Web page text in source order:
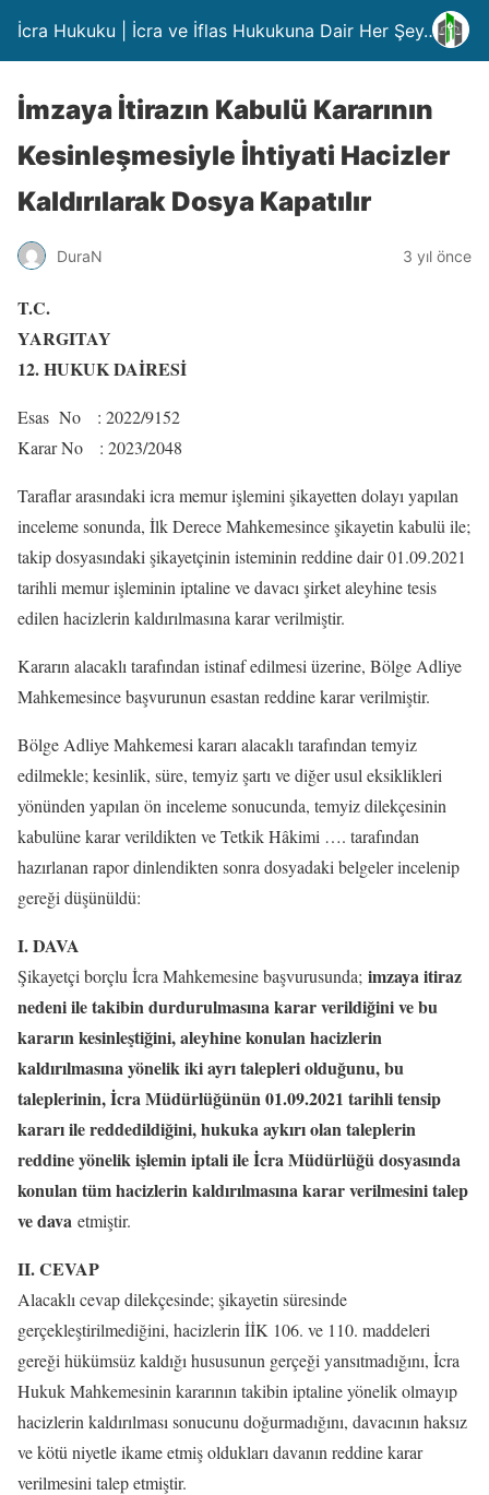
İcra Hukuku | İcra ve İflas Hukukuna Dair Her Şey….
İmzaya İtirazın Kabulü Kararının
Kesinleşmesiyle İhtiyati Hacizler
Kaldırılarak Dosya Kapatılır
DuraN 3 yıl önce
T.C.
YARGITAY
12. HUKUK DAİRESİ
Esas No : 2022/9152
Karar No : 2023/2048
Taraflar arasındaki icra memur işlemini şikayetten dolayı yapılan
inceleme sonunda, İlk Derece Mahkemesince şikayetin kabulü ile;
takip dosyasındaki şikayetçinin isteminin reddine dair 01.09.2021
tarihli memur işleminin iptaline ve davacı şirket aleyhine tesis
edilen hacizlerin kaldırılmasına karar verilmiştir.
Kararın alacaklı tarafından istinaf edilmesi üzerine, Bölge Adliye
Mahkemesince başvurunun esastan reddine karar verilmiştir.
Bölge Adliye Mahkemesi kararı alacaklı tarafından temyiz
edilmekle; kesinlik, süre, temyiz şartı ve diğer usul eksiklikleri
yönünden yapılan ön inceleme sonucunda, temyiz dilekçesinin
kabulüne karar verildikten ve Tetkik Hâkimi …. tarafından
hazırlanan rapor dinlendikten sonra dosyadaki belgeler incelenip
gereği düşünüldü:
I. DAVA
Şikayetçi borçlu İcra Mahkemesine başvurusunda; imzaya itiraz
nedeni ile takibin durdurulmasına karar verildiğini ve bu
kararın kesinleştiğini, aleyhine konulan hacizlerin
kaldırılmasına yönelik iki ayrı talepleri olduğunu, bu
taleplerinin, İcra Müdürlüğünün 01.09.2021 tarihli tensip
kararı ile reddedildiğini, hukuka aykırı olan taleplerin
reddine yönelik işlemin iptali ile İcra Müdürlüğü dosyasında
konulan tüm hacizlerin kaldırılmasına karar verilmesini talep
ve dava etmiştir.
II. CEVAP
Alacaklı cevap dilekçesinde; şikayetin süresinde
gerçekleştirilmediğini, hacizlerin İİK 106. ve 110. maddeleri
gereği hükümsüz kaldığı hususunun gerçeği yansıtmadığını, İcra
Hukuk Mahkemesinin kararının takibin iptaline yönelik olmayıp
hacizlerin kaldırılması sonucunu doğurmadığını, davacının haksız
ve kötü niyetle ikame etmiş oldukları davanın reddine karar
verilmesini talep etmiştir.